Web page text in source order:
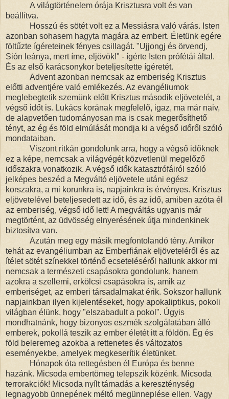
A világtörténelem órája Krisztusra volt és van
beállítva.
Hosszú és sötét volt ez a Messiásra való várás. Isten
azonban sohasem hagyta magára az embert. Életünk egére
föltűzte ígéreteinek fényes csillagát. "Ujjongj és örvendj,
Sión leánya, mert íme, eljövök!" - ígérte Isten prófétái által.
És az első karácsonykor beteljesítette ígéretét.
Advent azonban nemcsak az emberiség Krisztus
előtti adventjére való emlékezés. Az evangéliumok
meglebegtetik szemünk előtt Krisztus második eljövetelét, a
végső időt is. Lukács korának megfelelő, igaz, ma már naiv,
de alapvetően tudományosan ma is csak megerősíthető
tényt, az ég és föld elmúlását mondja ki a végső időről szóló
mondataiban.
Viszont ritkán gondolunk arra, hogy a végső időknek
ez a képe, nemcsak a világvégét közvetlenül megelőző
időszakra vonatkozik. A végső idők katasztrófáiról szóló
jelképes beszéd a Megváltó eljövetele utáni egész
korszakra, a mi korunkra is, napjainkra is érvényes. Krisztus
eljövetelével beteljesedett az idő, és az idő, amiben azóta él
az emberiség, végső idő lett! A megváltás ugyanis már
megtörtént, az üdvösség elnyerésének útja mindenkinek
biztosítva van.
Azután meg egy másik megfontolandó tény. Amikor
tehát az evangéliumban az Emberfiának eljöveteléről és az
ítélet sötét színekkel történő ecseteléséről hallunk akkor mi
nemcsak a természeti csapásokra gondolunk, hanem
azokra a szellemi, erkölcsi csapásokra is, amik az
emberiséget, az emberi társadalmakat érik. Sokszor hallunk
napjainkban ilyen kijelentéseket, hogy apokaliptikus, pokoli
világban élünk, hogy "elszabadult a pokol". Úgyis
mondhatnánk, hogy bizonyos eszmék szolgálatában álló
emberek, pokollá teszik az ember életét itt a földön. Ég és
föld beleremeg azokba a rettenetes és változatos
eseményekbe, amelyek megkeserítik életünket.
Hónapok óta rettegésben él Európa és benne
hazánk. Micsoda embertömeg telepszik közénk. Micsoda
terrorakciók! Micsoda nyílt támadás a kereszténység
legnagyobb ünnepének méltó megünneplése ellen. Vagy